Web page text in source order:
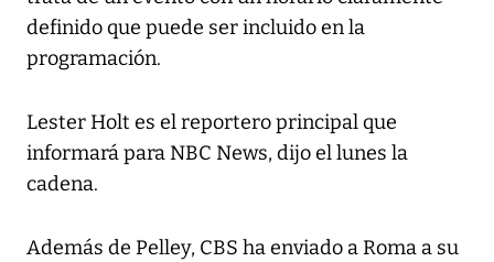
definido que puede ser incluido en la
programación.
Lester Holt es el reportero principal que
informará para NBC News, dijo el lunes la
cadena.
Además de Pelley, CBS ha enviado a Roma a su